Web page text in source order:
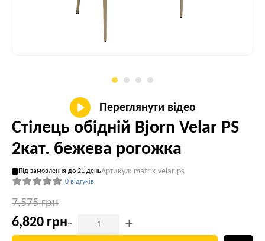
Переглянути відео
Стілець обідній Bjorn Velar PS
2кат. бежева рогожка
Під замовлення до 21 деньАртикул: matrix-velar-ps
0 відгуків
7,575 грн
6,820 грн- +